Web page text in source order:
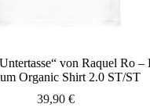
von Raquel Ro –
Organic Shirt 2.0 ST/ST
39,90€